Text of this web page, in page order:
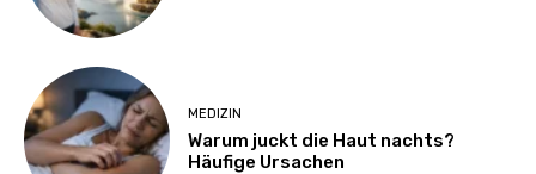
MEDIZIN
Warum juckt die Haut nachts?
Häufige Ursachen